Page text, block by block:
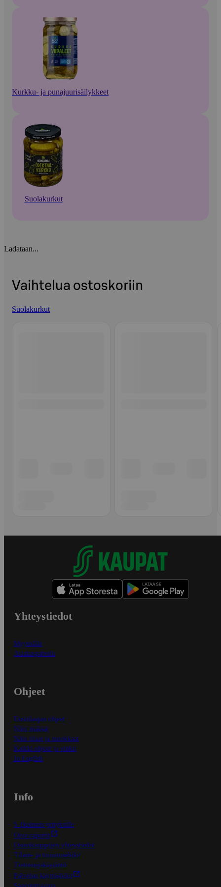
Kurkku- ja punajuurisäilykkeet
Suolakurkut
Ladataan...
Vaihtelua ostoskoriin
Suolakurkut
Yhteystiedot
Myymälät
Asiakaspalvelu
Ohjeet
Ensitilaajan ohjeet
Näin maksat
Näin tilaat ja muokkaat
Kaikki ohjeet ja vinkit
In English
Info
S-Business yrityksille
Oiva-raportit
Osuuskauppojen yhteystiedot
Tilaus- ja toimitusehdot
Tietosuojakäytäntö
Palvelun käyttöehdot